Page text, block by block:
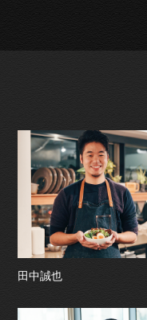
田中誠也